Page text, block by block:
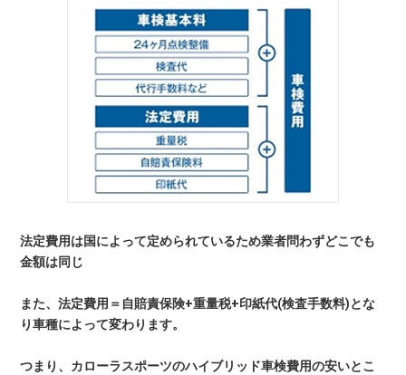
法定費用は国によって定められているため業者問わずどこでも
金額は同じ
また、法定費用＝自賠責保険+重量税+印紙代(検査手数料)とな
り車種によって変わります。
つまり、カローラスポーツのハイブリッド車検費用の安いとこ